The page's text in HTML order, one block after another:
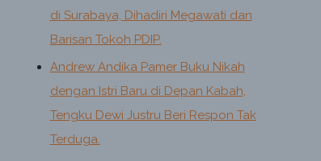
di Surabaya, Dihadiri Megawati dan
Barisan Tokoh PDIP.
Andrew Andika Pamer Buku Nikah
dengan Istri Baru di Depan Kabah,
Tengku Dewi Justru Beri Respon Tak
Terduga.